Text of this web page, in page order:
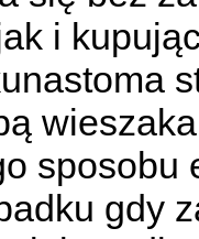
i
sposobu
gdy